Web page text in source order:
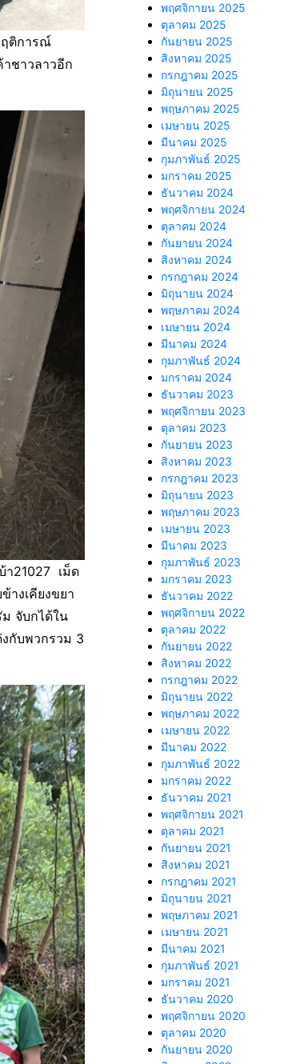
ฤติการณ์
ชาวลาวอีก
า21027 เม็ด
างเคียงขยา
จับกได้ใน
กับพวกรวม 3
พฤศจิกายน 2025
ตุลาคม 2025
กันยายน 2025
สิงหาคม 2025
กรกฎาคม 2025
มิถุนายน 2025
พฤษภาคม 2025
เมษายน 2025
มีนาคม 2025
กุมภาพันธ์ 2025
มกราคม 2025
ธันวาคม 2024
พฤศจิกายน 2024
ตุลาคม 2024
กันยายน 2024
สิงหาคม 2024
กรกฎาคม 2024
มิถุนายน 2024
พฤษภาคม 2024
เมษายน 2024
มีนาคม 2024
กุมภาพันธ์ 2024
มกราคม 2024
ธันวาคม 2023
พฤศจิกายน 2023
ตุลาคม 2023
กันยายน 2023
สิงหาคม 2023
กรกฎาคม 2023
มิถุนายน 2023
พฤษภาคม 2023
เมษายน 2023
มีนาคม 2023
กุมภาพันธ์ 2023
มกราคม 2023
ธันวาคม 2022
พฤศจิกายน 2022
ตุลาคม 2022
กันยายน 2022
สิงหาคม 2022
กรกฎาคม 2022
มิถุนายน 2022
พฤษภาคม 2022
เมษายน 2022
มีนาคม 2022
กุมภาพันธ์ 2022
มกราคม 2022
ธันวาคม 2021
พฤศจิกายน 2021
ตุลาคม 2021
กันยายน 2021
สิงหาคม 2021
กรกฎาคม 2021
มิถุนายน 2021
พฤษภาคม 2021
เมษายน 2021
มีนาคม 2021
กุมภาพันธ์ 2021
มกราคม 2021
ธันวาคม 2020
พฤศจิกายน 2020
ตุลาคม 2020
กันยายน 2020